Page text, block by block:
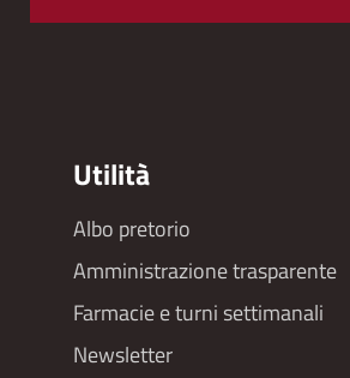
Utilità
Footer
menu
Albo pretorio
Amministrazione trasparente
Farmacie e turni settimanali
Newsletter